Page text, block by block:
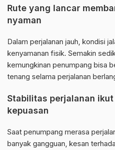
Rute yang lancar
nyaman
Dalam perjalanan jauh, kondisi
kenyamanan fisik. Semakin
kemungkinan penumpang bisa
tenang selama perjalanan
Stabilitas perjalanan
kepuasan
Saat penumpang merasa
banyak gangguan, kesan